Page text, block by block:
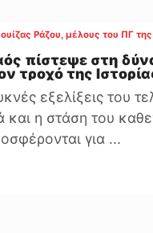
Ράζου, μέλους του ΠΓ
πίστεψε στη
τροχό της
εξελίξεις του
και η στάση του
για ...